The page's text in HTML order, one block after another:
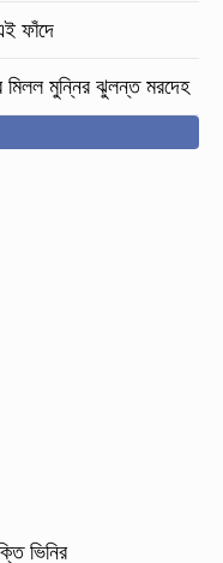
ফাঁদে
মিলল মুন্নির ঝুলন্ত মরদেহ